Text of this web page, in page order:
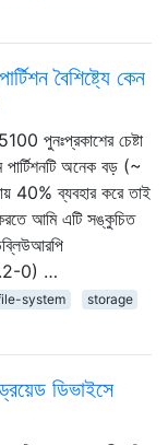
বৈশিষ্ট্যে কেন
পুনঃপ্রকাশের চেষ্টা
পার্টিশনটি অনেক বড় (~
40% ব্যবহার করে তাই
আমি এটি সঙ্কুচিত
0) …
system
storage
ডিভাইসে